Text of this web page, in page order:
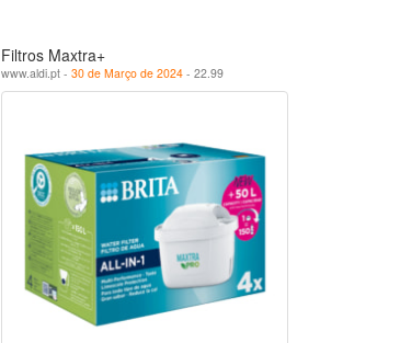
Filtros Maxtra+
www.aldi.pt - 30 de Março de 2024- 22.99